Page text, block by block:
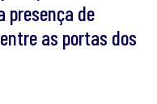
presença de
as portas dos